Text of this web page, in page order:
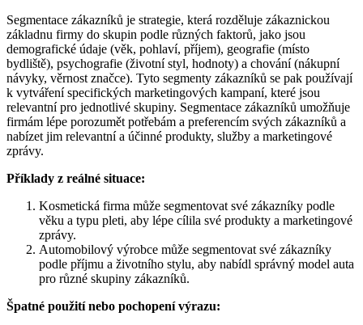
Segmentace zákazníků je strategie, která rozděluje zákaznickou
základnu firmy do skupin podle různých faktorů, jako jsou
demografické údaje (věk, pohlaví, příjem), geografie (místo
bydliště), psychografie (životní styl, hodnoty) a chování (nákupní
návyky, věrnost značce). Tyto segmenty zákazníků se pak používají
k vytváření specifických marketingových kampaní, které jsou
relevantní pro jednotlivé skupiny. Segmentace zákazníků umožňuje
firmám lépe porozumět potřebám a preferencím svých zákazníků a
nabízet jim relevantní a účinné produkty, služby a marketingové
zprávy.
Příklady z reálné situace:
Kosmetická firma může segmentovat své zákazníky podle
věku a typu pleti, aby lépe cílila své produkty a marketingové
zprávy.
Automobilový výrobce může segmentovat své zákazníky
podle příjmu a životního stylu, aby nabídl správný model auta
pro různé skupiny zákazníků.
Špatné použití nebo pochopení výrazu: